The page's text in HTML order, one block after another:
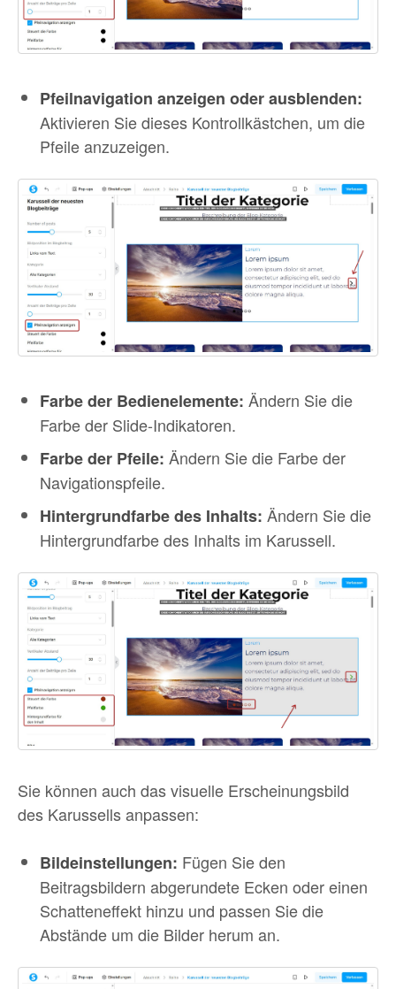
Pfeilnavigation anzeigen oder ausblenden:
Aktivieren Sie dieses Kontrollkästchen, um die
Pfeile anzuzeigen.
Farbe der Bedienelemente: Ändern Sie die
Farbe der Slide-Indikatoren.
Farbe der Pfeile: Ändern Sie die Farbe der
Navigationspfeile.
Hintergrundfarbe des Inhalts: Ändern Sie die
Hintergrundfarbe des Inhalts im Karussell.
Sie können auch das visuelle Erscheinungsbild
des Karussells anpassen:
Bildeinstellungen: Fügen Sie den
Beitragsbildern abgerundete Ecken oder einen
Schatteneffekt hinzu und passen Sie die
Abstände um die Bilder herum an.